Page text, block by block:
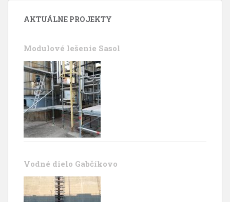
AKTUÁLNE PROJEKTY
Modulové lešenie Sasol
Vodné dielo Gabčíkovo